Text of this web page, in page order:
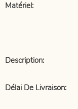
Matériel:
Description:
Délai De Livraison: